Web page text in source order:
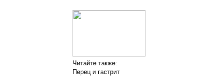
Читайте также:
Перец и гастрит